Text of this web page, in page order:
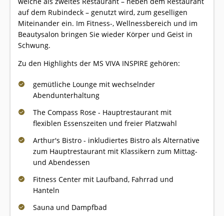
auf dem Rubindeck – genutzt wird, zum geselligen
Miteinander ein. Im Fitness-, Wellnessbereich und im
Beautysalon bringen Sie wieder Körper und Geist in
Schwung.
Zu den Highlights der MS VIVA INSPIRE gehören:
gemütliche Lounge mit wechselnder
Abendunterhaltung
The Compass Rose - Hauptrestaurant mit
flexiblen Essenszeiten und freier Platzwahl
Arthur's Bistro - inkludiertes Bistro als Alternative
zum Hauptrestaurant mit Klassikern zum Mittag-
und Abendessen
Fitness Center mit Laufband, Fahrrad und
Hanteln
Sauna und Dampfbad